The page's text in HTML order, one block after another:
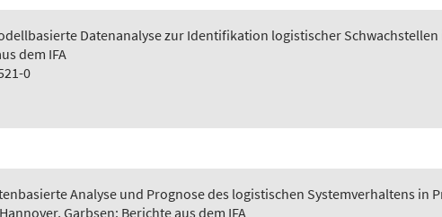
Datenanalyse zur Identifikation logistischer
dem IFA
0
Analyse und Prognose des logistischen Systemverhaltens
Garbsen: Berichte aus dem IFA